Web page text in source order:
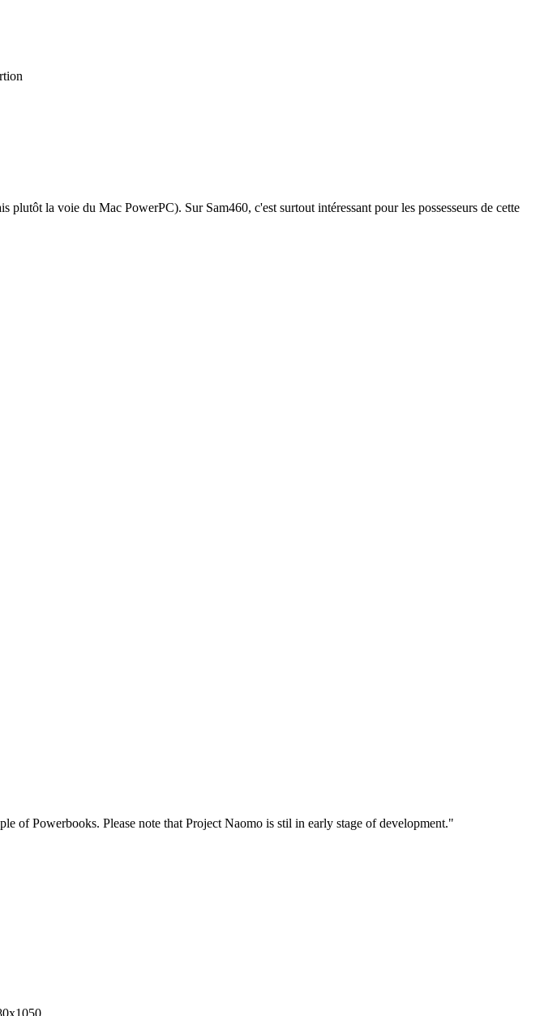
plutôt la voie du Mac PowerPC). Sur Sam460, c'est surtout intéressant pour les possesseurs de cette
of Powerbooks. Please note that Project Naomo is stil in early stage of development."